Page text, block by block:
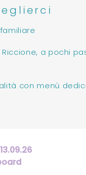
a pochi
con menù